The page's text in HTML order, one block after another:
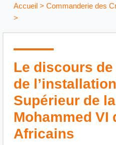
Accueil> Commanderie des
>
Le discours
de
Supérieur de
Mohammed VI
Africains